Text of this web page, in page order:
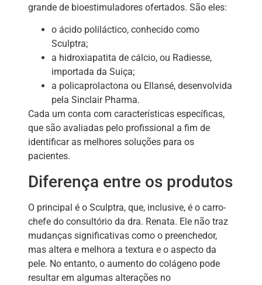
grande de bioestimuladores ofertados. São eles:
o ácido poliláctico, conhecido como
Sculptra;
a hidroxiapatita de cálcio, ou Radiesse,
importada da Suiça;
a policaprolactona ou Ellansé, desenvolvida
pela Sinclair Pharma.
Cada um conta com características específicas,
que são avaliadas pelo profissional a fim de
identificar as melhores soluções para os
pacientes.
Diferença entre os produtos
O principal é o Sculptra, que, inclusive, é o carro-
chefe do consultório da dra. Renata. Ele não traz
mudanças significativas como o preenchedor,
mas altera e melhora a textura e o aspecto da
pele. No entanto, o aumento do colágeno pode
resultar em algumas alterações no